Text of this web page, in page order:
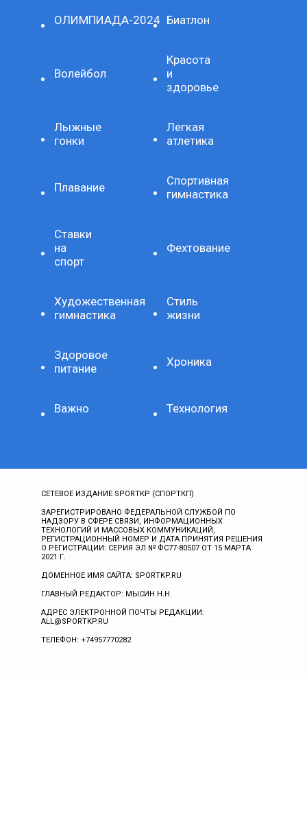
ОЛИМПИАДА-2024 Биатлон
Волейбол
Красота
и
здоровье
Лыжные
гонки
Легкая
атлетика
Плавание
Спортивная
гимнастика
Ставки
на
спорт
Фехтование
Художественная
гимнастика
Стиль
жизни
Здоровое
питание
Хроника
Важно Технология
СЕТЕВОЕ ИЗДАНИЕ SPORTKP (СПОРТКП)
ЗАРЕГИСТРИРОВАНО ФЕДЕРАЛЬНОЙ СЛУЖБОЙ ПО
НАДЗОРУ В СФЕРЕ СВЯЗИ, ИНФОРМАЦИОННЫХ
ТЕХНОЛОГИЙ И МАССОВЫХ КОММУНИКАЦИЙ,
РЕГИСТРАЦИОННЫЙ НОМЕР И ДАТА ПРИНЯТИЯ РЕШЕНИЯ
О РЕГИСТРАЦИИ: СЕРИЯ ЭЛ № ФС77-80507 ОТ 15 МАРТА
2021 Г.
ДОМЕННОЕ ИМЯ САЙТА: SPORTKP.RU
ГЛАВНЫЙ РЕДАКТОР: МЫСИН Н.Н.
АДРЕС ЭЛЕКТРОННОЙ ПОЧТЫ РЕДАКЦИИ:
ALL@SPORTKP.RU
ТЕЛЕФОН: +74957770282